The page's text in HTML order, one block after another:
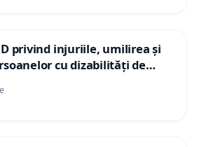
privind injuriile, umilirea și
cu dizabilități de
„Gorici”